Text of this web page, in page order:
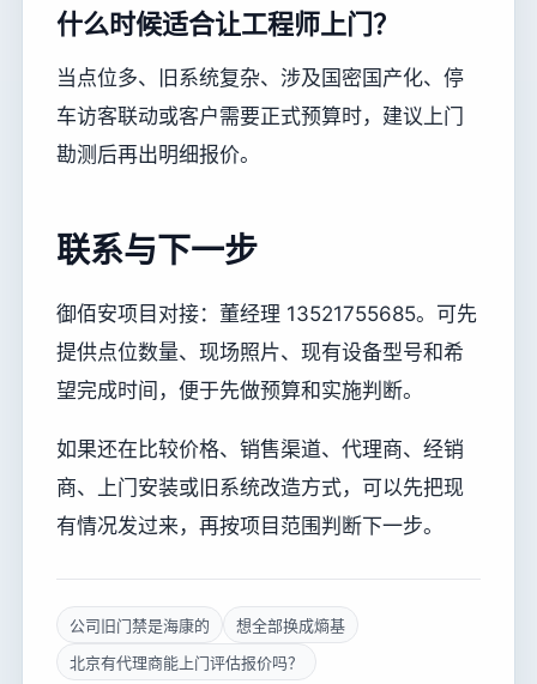
什么时候适合让工程师上门？
当点位多、旧系统复杂、涉及国密国产化、停
车访客联动或客户需要正式预算时，建议上门
勘测后再出明细报价。
联系与下一步
御佰安项目对接：董经理 13521755685。可先
提供点位数量、现场照片、现有设备型号和希
望完成时间，便于先做预算和实施判断。
如果还在比较价格、销售渠道、代理商、经销
商、上门安装或旧系统改造方式，可以先把现
有情况发过来，再按项目范围判断下一步。
公司旧门禁是海康的
想全部换成熵基
北京有代理商能上门评估报价吗？